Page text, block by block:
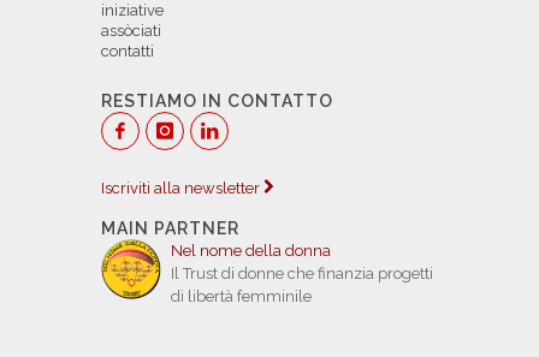
iniziative
assòciati
contatti
RESTIAMO IN CONTATTO
Iscriviti alla newsletter
MAIN PARTNER
Nel nome della donna
Il Trust di donne che finanzia progetti
di libertà femminile